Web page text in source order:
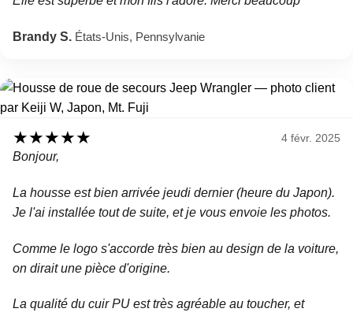
Brandy S. États-Unis, Pennsylvanie
★★★★★ 4 févr. 2025
Bonjour,
La housse est bien arrivée jeudi dernier (heure du Japon).
Je l'ai installée tout de suite, et je vous envoie les photos.
Comme le logo s'accorde très bien au design de la voiture,
on dirait une pièce d'origine.
La qualité du cuir PU est très agréable au toucher, et